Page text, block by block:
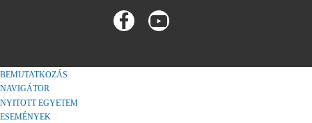
BEMUTATKOZÁS
NAVIGÁTOR
NYITOTT EGYETEM
ESEMÉNYEK